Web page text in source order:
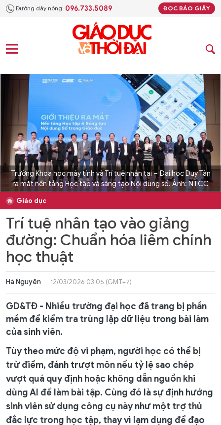
Đường dây nóng: 096.733.5089 ĐỌC BÁO GIẤY
Trường Khoa học máy tính và Trí tuệ nhân tại – Đại học Duy Tân
ra mắt nền tảng Học tập và sáng tạo Nội dung số. Ảnh: NTCC
Giáo dục
Trí tuệ nhân tạo vào giảng
đường: Chuẩn hóa liêm chính
học thuật
Hà Nguyên 12/03/2026 03:05 (GMT+7)
GD&TĐ - Nhiều trường đại học đã trang bị phần
mềm để kiểm tra trùng lặp dữ liệu trong bài làm
của sinh viên.
Tùy theo mức độ vi phạm, người học có thể bị
trừ điểm, đánh trượt môn nếu tỷ lệ sao chép
vượt quá quy định hoặc không dẫn nguồn khi
dùng AI để làm bài tập. Cùng đó là sự định hướng
sinh viên sử dụng công cụ này như một trợ thủ
đắc lực trong học tập, thay vì lạm dụng để đạo